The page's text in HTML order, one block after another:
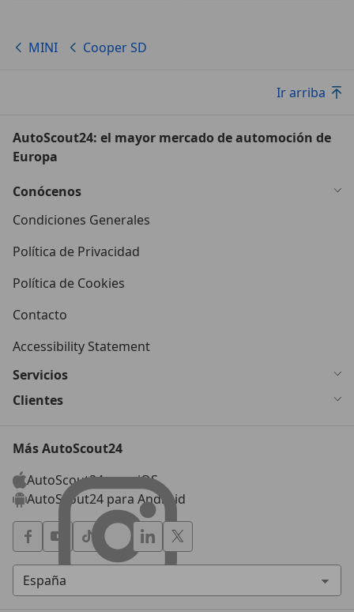
MINI Cooper SD
Ir arriba
AutoScout24: el mayor mercado de automoción de
Europa
Conócenos
Condiciones Generales
Política de Privacidad
Política de Cookies
Contacto
Accessibility Statement
Servicios
Clientes
Más AutoScout24
AutoScout24 para iOS
AutoScout24 para Android